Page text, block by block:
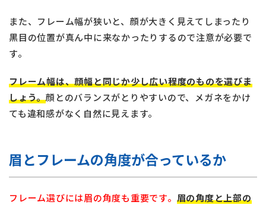
また、フレーム幅が狭いと、顔が大きく見えてしまったり
黒目の位置が真ん中に来なかったりするので注意が必要で
す。
フレーム幅は、顔幅と同じか少し広い程度のものを選びま
しょう。顔とのバランスがとりやすいので、メガネをかけ
ても違和感がなく自然に見えます。
眉とフレームの角度が合っているか
フレーム選びには眉の角度も重要です。 眉の角度と上部の